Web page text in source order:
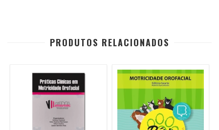
PRODUTOS RELACIONADOS